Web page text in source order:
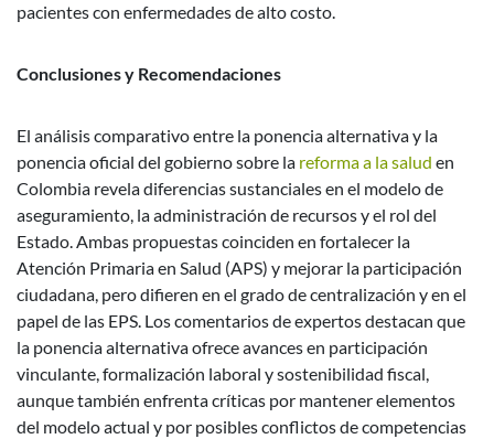
pacientes con enfermedades de alto costo.
Conclusiones y Recomendaciones
El análisis comparativo entre la ponencia alternativa y la
ponencia oficial del gobierno sobre la reforma a la salud en
Colombia revela diferencias sustanciales en el modelo de
aseguramiento, la administración de recursos y el rol del
Estado. Ambas propuestas coinciden en fortalecer la
Atención Primaria en Salud (APS) y mejorar la participación
ciudadana, pero difieren en el grado de centralización y en el
papel de las EPS. Los comentarios de expertos destacan que
la ponencia alternativa ofrece avances en participación
vinculante, formalización laboral y sostenibilidad fiscal,
aunque también enfrenta críticas por mantener elementos
del modelo actual y por posibles conflictos de competencias